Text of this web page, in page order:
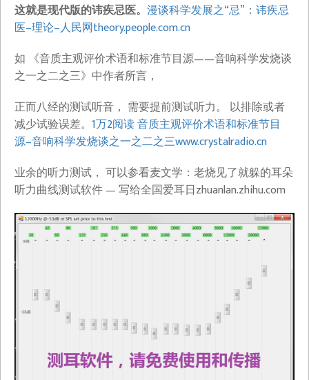
这就是现代版的讳疾忌医。 漫谈科学发展之“忌”：讳疾忌
医–理论–人民网​theory.people.com.cn
如 《音质主观评价术语和标准节目源——音响科学发烧谈
之一之二之三》中作者所言，
正而八经的测试听音， 需要提前测试听力。 以排除或者
减少试验误差。 1万2阅读 音质主观评价术语和标准节目
源–音响科学发烧谈之一之二之三​www.crystalradio.cn
业余的听力测试， 可以参看麦文学：老烧见了就躲的耳朵
听力曲线测试软件 — 写给全国爱耳日​zhuanlan.zhihu.com